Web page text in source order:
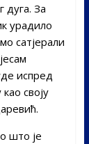
дуга. За
урадило
сатјерали
испред
своју
што је